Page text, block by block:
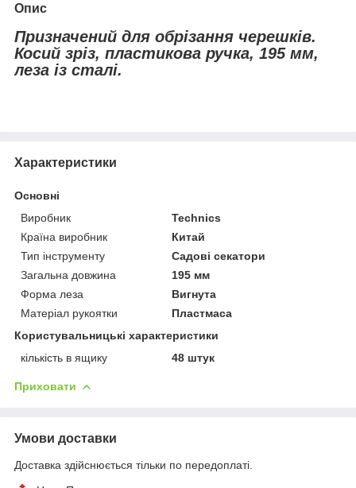
Опис
Призначений для обрізання черешків.
Косий зріз, пластикова ручка, 195 мм,
леза із сталі.
Характеристики
Основні
Виробник
Technics
Країна виробник
Китай
Тип інструменту
Садові секатори
Загальна довжина
195 мм
Форма леза
Вигнута
Матеріал рукоятки
Пластмаса
Користувальницькі характеристики
кількість в ящику
48 штук
Приховати
Умови доставки
Доставка здійснюється тільки по передоплаті.